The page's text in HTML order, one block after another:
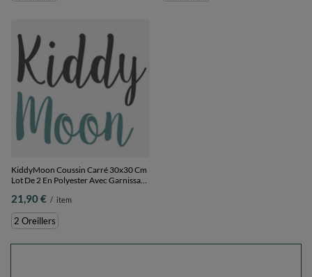
KiddyMoon Coussin Carré 30x30 Cm
Lot De 2 En Polyester Avec Garnissage
Canapé Fauteuil Ou Lit Facile À
Entretenir Doux Et Durable, violet, 2
Oreillers
21,90 € / item
2 Oreillers